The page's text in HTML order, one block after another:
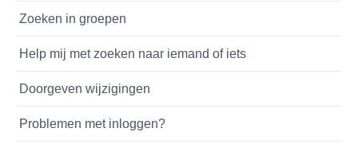
Zoeken in groepen
Help mij met zoeken naar iemand of iets
Doorgeven wijzigingen
Problemen met inloggen?